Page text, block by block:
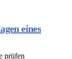
eines
prüfen